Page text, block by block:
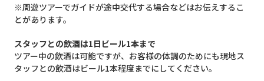
※周遊ツアーでガイドが途中交代する場合などはお伝えするこ
とがあります。
スタッフとの飲酒は1日ビール1本まで
ツアー中の飲酒は可能ですが、お客様の体調のためにも現地ス
タッフとの飲酒はビール1本程度までにしてください。